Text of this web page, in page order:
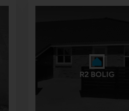
R2 BOLIG